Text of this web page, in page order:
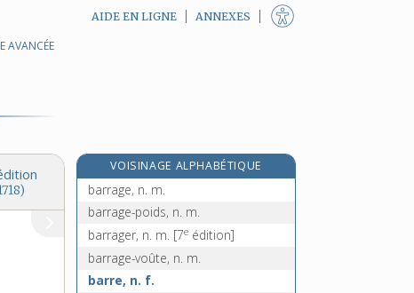
AVANCÉE
AIDE EN LIGNE ANNEXES
VOISINAGE ALPHABÉTIQUE
barquette, n. f.
barrage, n. m.
barrage-poids, n. m.
barrager, n. m. [7e édition]
barrage-voûte, n. m.
barre, n. f.